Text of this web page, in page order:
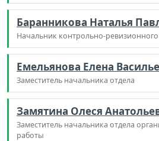
Баранникова Наталья
Начальник контрольно-ревизионного
Емельянова Елена
Заместитель начальника отдела
Замятина Олеся
Заместитель начальника отдела
работы